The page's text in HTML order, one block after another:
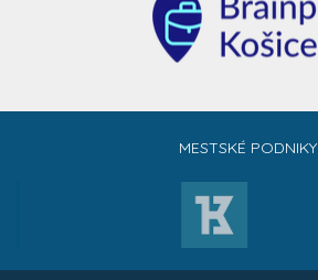
MESTSKÉ PODNIKY